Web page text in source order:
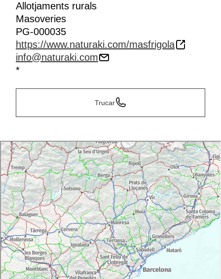
Allotjaments rurals
Masoveries
PG-000035
https://www.naturaki.com/masfrigola
info@naturaki.com
*
Trucar